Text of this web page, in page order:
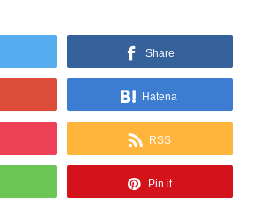
Share
Hatena
RSS
Pin it